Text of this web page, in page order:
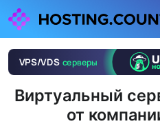
Виртуальный
от